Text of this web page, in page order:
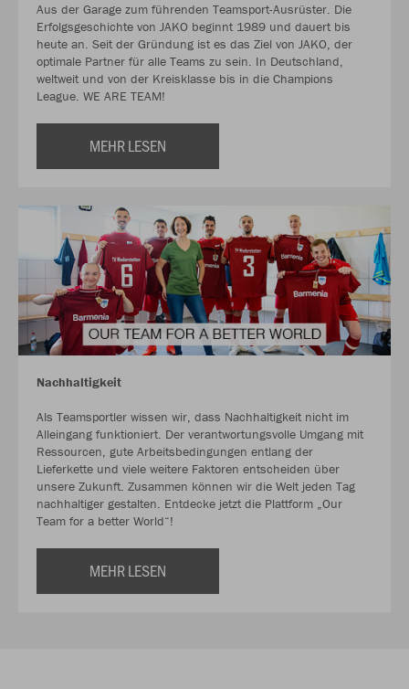
Aus der Garage zum führenden Teamsport-Ausrüster. Die
Erfolgsgeschichte von JAKO beginnt 1989 und dauert bis
heute an. Seit der Gründung ist es das Ziel von JAKO, der
optimale Partner für alle Teams zu sein. In Deutschland,
weltweit und von der Kreisklasse bis in die Champions
League. WE ARE TEAM!
MEHR LESEN
Nachhaltigkeit
Als Teamsportler wissen wir, dass Nachhaltigkeit nicht im
Alleingang funktioniert. Der verantwortungsvolle Umgang mit
Ressourcen, gute Arbeitsbedingungen entlang der
Lieferkette und viele weitere Faktoren entscheiden über
unsere Zukunft. Zusammen können wir die Welt jeden Tag
nachhaltiger gestalten. Entdecke jetzt die Plattform „Our
Team for a better World“!
MEHR LESEN